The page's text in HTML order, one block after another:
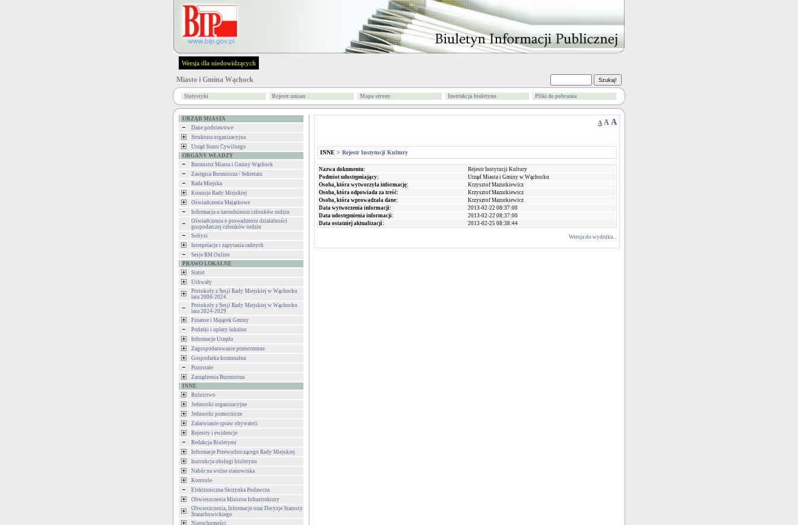
Wersja dla niedowidzących
Miasto i Gmina Wąchock
Statystyki Rejestr zmian Mapa strony Instrukcja biuletynu Pliki do pobrania
URZĄD MIASTA
Dane podstawowe
Struktura organizacyjna
Urząd Stanu Cywilnego
ORGANY WŁADZY
Burmistrz Miasta i Gminy Wąchock
Zastępca Burmistrza / Sekretarz
Rada Miejska
Komisje Rady Miejskiej
Oświadczenia Majątkowe
Informacja o zatrudnieniu członków rodzin
Oświadczenia o prowadzeniu działalności
gospodarczej członków rodzin
Sołtysi
Interpelacje i zapytania radnych
Sesje RM Online
PRAWO LOKALNE
Statut
Uchwały
Protokoły z Sesji Rady Miejskiej w Wąchocku
lata 2006-2024
Protokoły z Sesji Rady Miejskiej w Wąchocku
lata 2024-2029
Finanse i Majątek Gminy
Podatki i opłaty lokalne
Informacje Urzędu
Zagospodarowanie przestrzenne
Gospodarka komunalna
Pozostałe
Zarządzenia Burmistrza
INNE
Rolnictwo
Jednostki organizacyjne
Jednostki pomocnicze
Załatwianie spraw obywateli
Rejestry i ewidencje
Redakcja Biuletynu
Informacje Przewodniczącego Rady Miejskiej
Instrukcja obsługi biuletynu
Nabór na wolne stanowiska
Kontrole
Elektroniczna Skrzynka Podawcza
Obwieszczenia Ministra Infrastruktury
Obwieszczenia, Informacje oraz Decyzje Starosty
Starachowickiego
Nieruchomości
A A A
INNE > Rejestr Instytucji Kultury
Nazwa dokumentu:
Rejestr Instytucji Kultury
Podmiot udostępniający:
Urząd Miasta i Gminy w Wąchocku
Osoba, która wytworzyła informację:
Krzysztof Mazurkiewicz
Osoba, która odpowiada za treść:
Krzysztof Mazurkiewicz
Osoba, która wprowadzała dane:
Krzysztof Mazurkiewicz
Data wytworzenia informacji:
2013-02-22 08:37:00
Data udostępnienia informacji:
2013-02-22 08:37:00
Data ostatniej aktualizacji:
2013-02-25 08:38:44
Wersja do wydruku...